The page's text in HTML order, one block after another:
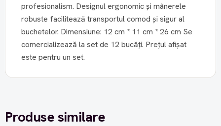
profesionalism. Designul ergonomic și mânerele
robuste facilitează transportul comod și sigur al
buchetelor. Dimensiune: 12 cm * 11 cm * 26 cm Se
comercializează la set de 12 bucăți. Prețul afișat
este pentru un set.
Produse similare